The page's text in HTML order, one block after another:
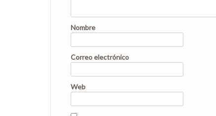
Nombre
Correo electrónico
Web